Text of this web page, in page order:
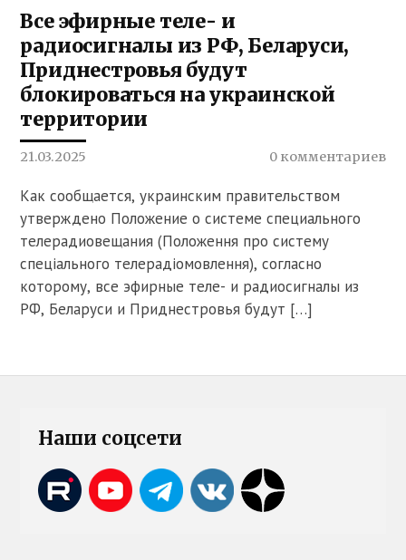
Все эфирные теле- и
радиосигналы из РФ, Беларуси,
Приднестровья будут
блокироваться на украинской
территории
21.03.2025 0 комментариев
Как сообщается, украинским правительством
утверждено Положение о системе специального
телерадиовещания (Положення про систему
спеціального телерадіомовлення), согласно
которому, все эфирные теле- и радиосигналы из
РФ, Беларуси и Приднестровья будут […]
Наши соцсети